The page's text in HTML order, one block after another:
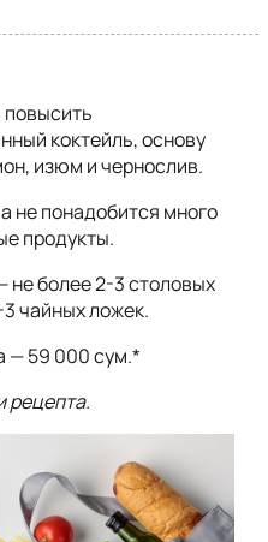
коктейль, основу
изюм и чернослив.
не понадобится много
продукты.
более 2-3 столовых
чайных ложек.
— 59 000 сум.*
рецепта.